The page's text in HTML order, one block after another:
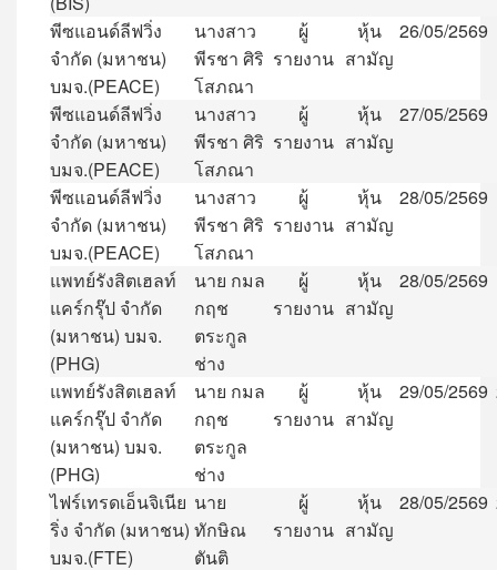
พีซแอนด์ลีฟวิ่ง
จำกัด (มหาชน)
บมจ.(PEACE)
นางสาว
พีรชา ศิริ
โสภณา
ผู้
รายงาน
หุ้น
สามัญ
26/05/2569
พีซแอนด์ลีฟวิ่ง
จำกัด (มหาชน)
บมจ.(PEACE)
นางสาว
พีรชา ศิริ
โสภณา
ผู้
รายงาน
หุ้น
สามัญ
27/05/2569
พีซแอนด์ลีฟวิ่ง
จำกัด (มหาชน)
บมจ.(PEACE)
นางสาว
พีรชา ศิริ
โสภณา
ผู้
รายงาน
หุ้น
สามัญ
28/05/2569
แพทย์รังสิตเฮลท์
แคร์กรุ๊ป จำกัด
(มหาชน) บมจ.
(PHG)
นาย กมล
กฤช
ตระกูล
ช่าง
ผู้
รายงาน
หุ้น
สามัญ
28/05/2569
แพทย์รังสิตเฮลท์
แคร์กรุ๊ป จำกัด
(มหาชน) บมจ.
(PHG)
นาย กมล
กฤช
ตระกูล
ช่าง
ผู้
รายงาน
หุ้น
สามัญ
29/05/2569
ไฟร์เทรดเอ็นจิเนีย
ริ่ง จำกัด (มหาชน)
บมจ.(FTE)
นาย
ทักษิณ
ตันติ
ผู้
รายงาน
หุ้น
สามัญ
28/05/2569